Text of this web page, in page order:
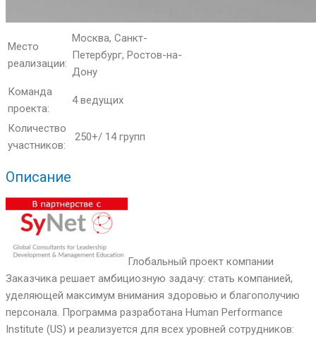
Место
реализации:
Москва, Санкт-
Петербург, Ростов-на-
Дону
Команда
проекта:
4 ведущих
Количество
участников:
250+/ 14 групп
Описание
Глобальный проект компании
Заказчика решает амбициозную задачу: стать компанией,
уделяющей максимум внимания здоровью и благополучию
персонала. Программа разработана Human Performance
Institute (US) и реализуется для всех уровней сотрудников: